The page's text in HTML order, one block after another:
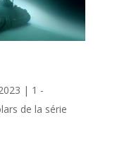
| 1 -
de la série